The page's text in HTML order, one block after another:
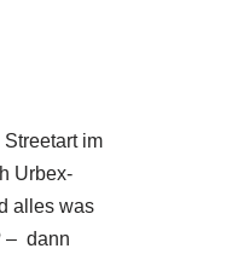
im
Urbex-
alles was
– dann